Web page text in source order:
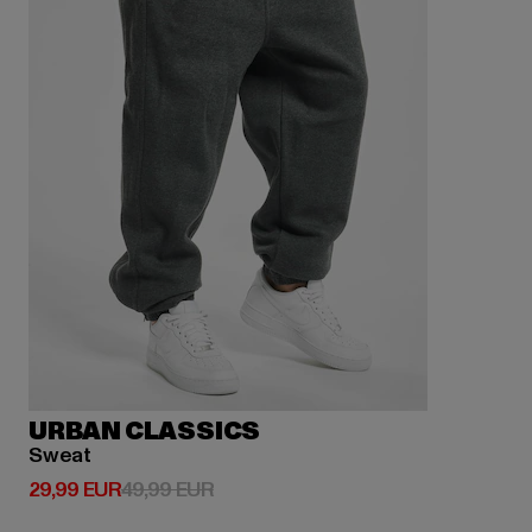
URBAN CLASSICS
Sweat
29,99 EUR
Derzeitiger Preis: 29,99 EUR
49,99 EURAktionspreis: 49,99 EUR